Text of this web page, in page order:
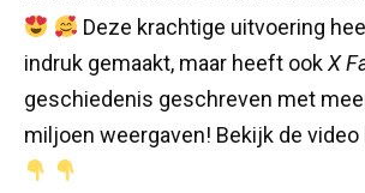
Deze krachtige uitvoering
indruk gemaakt, maar heeft ookX
geschiedenis geschreven met
miljoen weergaven! Bekijk de video